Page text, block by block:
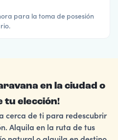
para la toma de posesión
en la ciudad o
tu elección!
cerca de ti para redescubrir
Alquila en la ruta de tus